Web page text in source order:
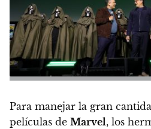
Para manejar la gran
películas de Marvel, los